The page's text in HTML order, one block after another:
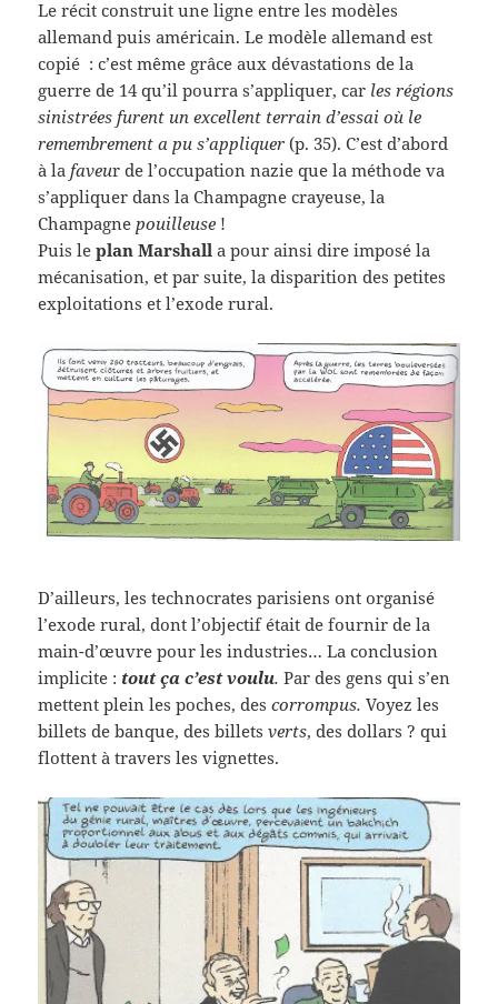
Le récit construit une ligne entre les modèles
allemand puis américain. Le modèle allemand est
copié : c’est même grâce aux dévastations de la
guerre de 14 qu’il pourra s’appliquer, car les régions
sinistrées furent un excellent terrain d’essai où le
remembrement a pu s’appliquer(p. 35). C’est d’abord
à la faveur de l’occupation nazie que la méthode va
s’appliquer dans la Champagne crayeuse, la
Champagne pouilleuse !
Puis leplan Marshalla pour ainsi dire imposé la
mécanisation, et par suite, la disparition des petites
exploitations et l’exode rural.
D’ailleurs, les technocrates parisiens ont organisé
l’exode rural, dont l’objectif était de fournir de la
main-d’œuvre pour les industries… La conclusion
implicite : tout ça c’est voulu. Par des gens qui s’en
mettent plein les poches, descorrompus. Voyez les
billets de banque, des billetsverts, des dollars ? qui
flottent à travers les vignettes.